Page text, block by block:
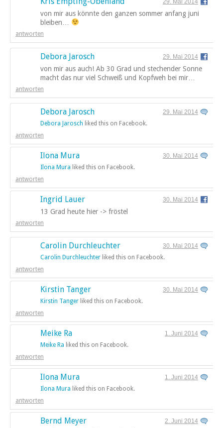
von mir aus könnte den ganzen sommer anfang juni
bleiben…
antworten
Debora Jarosch 29. Mai 2014
von mir aus auch! Ab 30 Grad und stechender Sonne
macht das nur viel Schweiß und Kopfweh bei mir…
antworten
Debora Jarosch
29. Mai 2014
Debora Jarosch liked this on Facebook.
antworten
Ilona Mura
30. Mai 2014
Ilona Mura liked this on Facebook.
antworten
Ingrid Lauer 30. Mai 2014
13 Grad heute hier -> fröstel
antworten
Carolin Durchleuchter
30. Mai 2014
Carolin Durchleuchter liked this on Facebook.
antworten
Kirstin Tanger
30. Mai 2014
Kirstin Tanger liked this on Facebook.
antworten
Meike Ra
1. Juni 2014
Meike Ra liked this on Facebook.
antworten
Ilona Mura
1. Juni 2014
Ilona Mura liked this on Facebook.
antworten
Bernd Meyer
2. Juni 2014